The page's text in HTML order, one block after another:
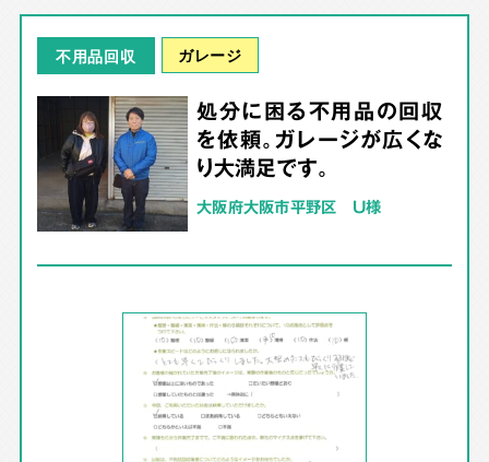
不用品回収 ガレージ
処分に困る不用品の回収
を依頼。ガレージが広くな
り大満足です。
大阪府大阪市平野区 U様